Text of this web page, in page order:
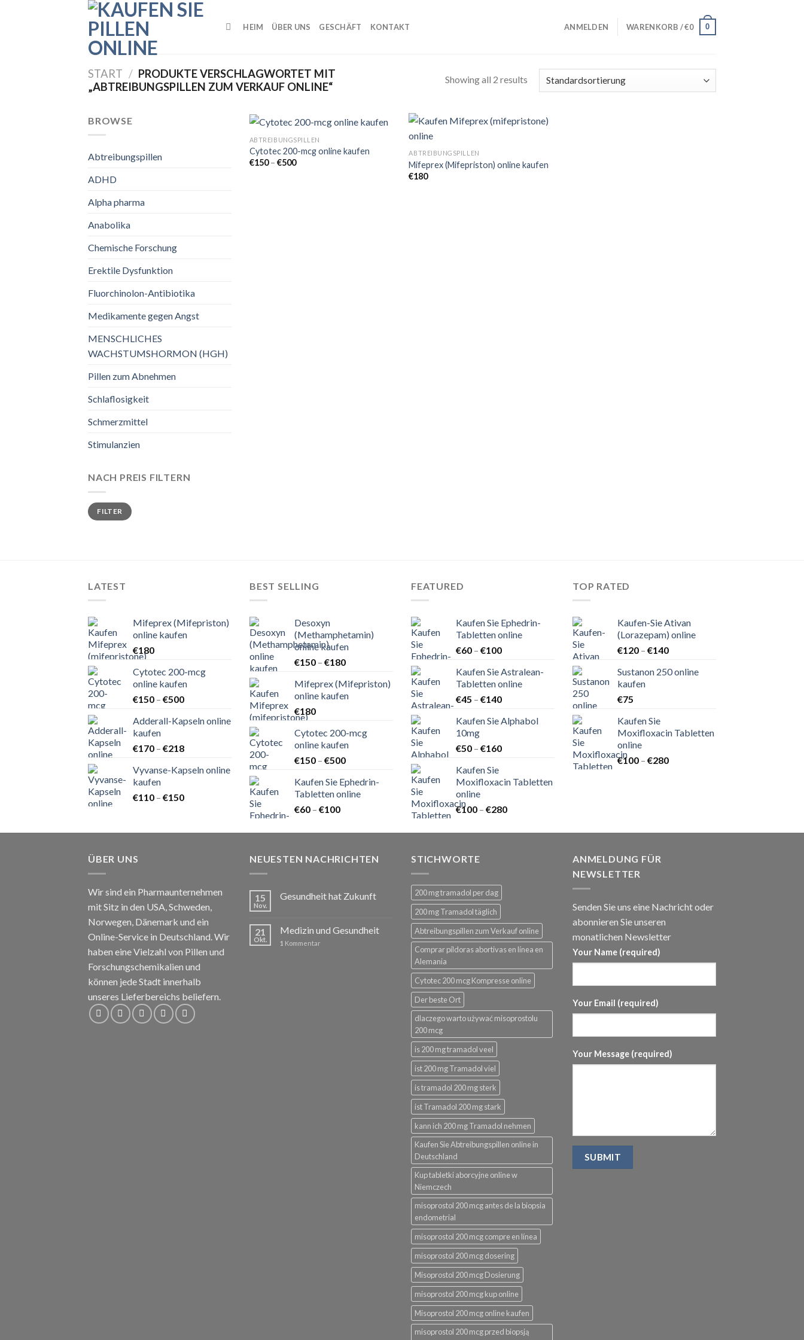
HEIM ÜBER UNS GESCHÄFT KONTAKT ANMELDEN WARENKORB /€0 0
START / PRODUKTE VERSCHLAGWORTET MIT
„ABTREIBUNGSPILLEN ZUM VERKAUF ONLINE“
Showing all 2 results
BROWSE
Abtreibungspillen
ADHD
Alpha pharma
Anabolika
Chemische Forschung
Erektile Dysfunktion
Fluorchinolon-Antibiotika
Medikamente gegen Angst
MENSCHLICHES
WACHSTUMSHORMON (HGH)
Pillen zum Abnehmen
Schlaflosigkeit
Schmerzmittel
Stimulanzien
NACH PREIS FILTERN
Min.
Preis
Max.
PreisFILTER
ABTREIBUNGSPILLEN
Cytotec 200-mcg online kaufen
€150 – €500Preisspanne:
Add to
ABTREIBUNGSPILLEN
Mifeprex (Mifepriston) online kaufen
€180
LATEST
Mifeprex (Mifepriston)
online kaufen
€180
Cytotec 200-mcg
online kaufen
€150 – €500Preisspanne:
bis
Adderall-Kapseln online
kaufen
€170 – €218Preisspanne:
bis
Vyvanse-Kapseln online
kaufen
€110 – €150Preisspanne:
€150
BEST SELLING
Desoxyn
(Methamphetamin)
online kaufen
€150 – €180Preisspanne:
bis
€180
Mifeprex (Mifepriston)
online kaufen
€180
Cytotec 200-mcg
online kaufen
€150 – €500Preisspanne:
bis
€500
Kaufen Sie Ephedrin-
Tabletten online
€60 – €100Preisspanne:
bis
FEATURED
Kaufen Sie Ephedrin-
Tabletten online
€60 – €100Preisspanne:
bis
€100
Kaufen Sie Astralean-
Tabletten online
€45 – €140Preisspanne:
bis
Kaufen Sie Alphabol
10mg
€50 – €160Preisspanne:
€160
Kaufen Sie
Moxifloxacin Tabletten
online
€100 – €280Preisspanne:
bis
TOP RATED
Kaufen-Sie Ativan
(Lorazepam) online
€120 – €140Preisspanne:
bis
Sustanon 250 online
kaufen
€75
Kaufen Sie
Moxifloxacin Tabletten
online
€100 – €280Preisspanne:
ÜBER UNS
Wir sind ein Pharmaunternehmen
mit Sitz in den USA, Schweden,
Norwegen, Dänemark und ein
Online-Service in Deutschland. Wir
haben eine Vielzahl von Pillen und
Forschungschemikalien und
können jede Stadt innerhalb
unseres Lieferbereichs beliefern.
NEUESTEN NACHRICHTEN
15
Nov.
Gesundheit hat Zukunft
21
Okt.
Medizin und Gesundheit
1 Kommentar
STICHWORTE
200 mg tramadol per dag
200 mg Tramadol täglich
Abtreibungspillen zum Verkauf online
Comprar píldoras abortivas en línea en
Alemania
Cytotec 200 mcg Kompresse online
Der beste Ort
dlaczego warto używać misoprostolu
200 mcg
is 200 mg tramadol veel
ist 200 mg Tramadol viel
is tramadol 200 mg sterk
ist Tramadol 200 mg stark
kann ich 200 mg Tramadol nehmen
Kaufen Sie Abtreibungspillen online in
Deutschland
Kup tabletki aborcyjne online w
Niemczech
misoprostol 200 mcg antes de la biopsia
endometrial
misoprostol 200 mcg compre en línea
misoprostol 200 mcg dosering
Misoprostol 200 mcg Dosierung
misoprostol 200 mcg kup online
Misoprostol 200 mcg online kaufen
misoprostol 200 mcg przed biopsją
ANMELDUNG FÜR
NEWSLETTER
Senden Sie uns eine Nachricht oder
abonnieren Sie unseren
monatlichen Newsletter
Your Name (required)
Your Email (required)
Your Message (required)